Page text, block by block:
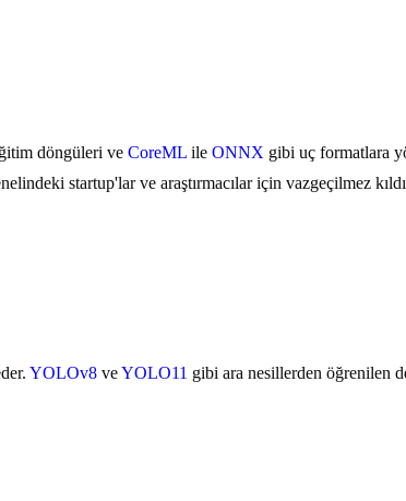
döngüleri ve CoreML ile ONNX gibi uç formatlara
startup'lar ve araştırmacılar için vazgeçilmez
YOLOv8 veYOLO11 gibi ara nesillerden öğrenilen